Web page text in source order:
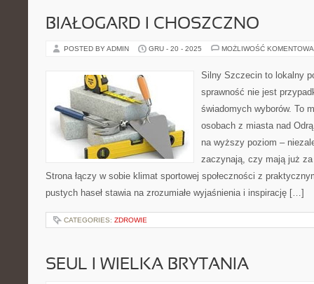
BIAŁOGARD I CHOSZCZNO
POSTED BY ADMIN GRU - 20 - 2025 MOŻLIWOŚĆ
Silny Szczecin to lokalny
sprawność nie jest
świadomych wyborów. To
osobach z miasta nad
na wyższy poziom –
zaczynają, czy mają już
Strona łączy w sobie klimat sportowej społeczności z
pustych haseł stawia na zrozumiałe wyjaśnienia i inspirację […]
CATEGORIES: ZDROWIE
SEUL I WIELKA BRYTANIA